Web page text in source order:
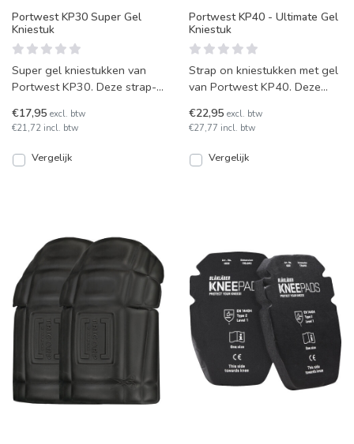
Portwest KP30 Super Gel
Kniestuk
Super gel kniestukken van
Portwest KP30. Deze strap-
binnen siliconen kussens f
€17,95 excl. btw
€21,72 incl. btw
Vergelijk
Portwest KP40 - Ultimate Gel
Kniestuk
Strap on kniestukken met gel
van Portwest KP40. Deze
€22,95 excl. btw
€27,77 incl. btw
Vergelijk